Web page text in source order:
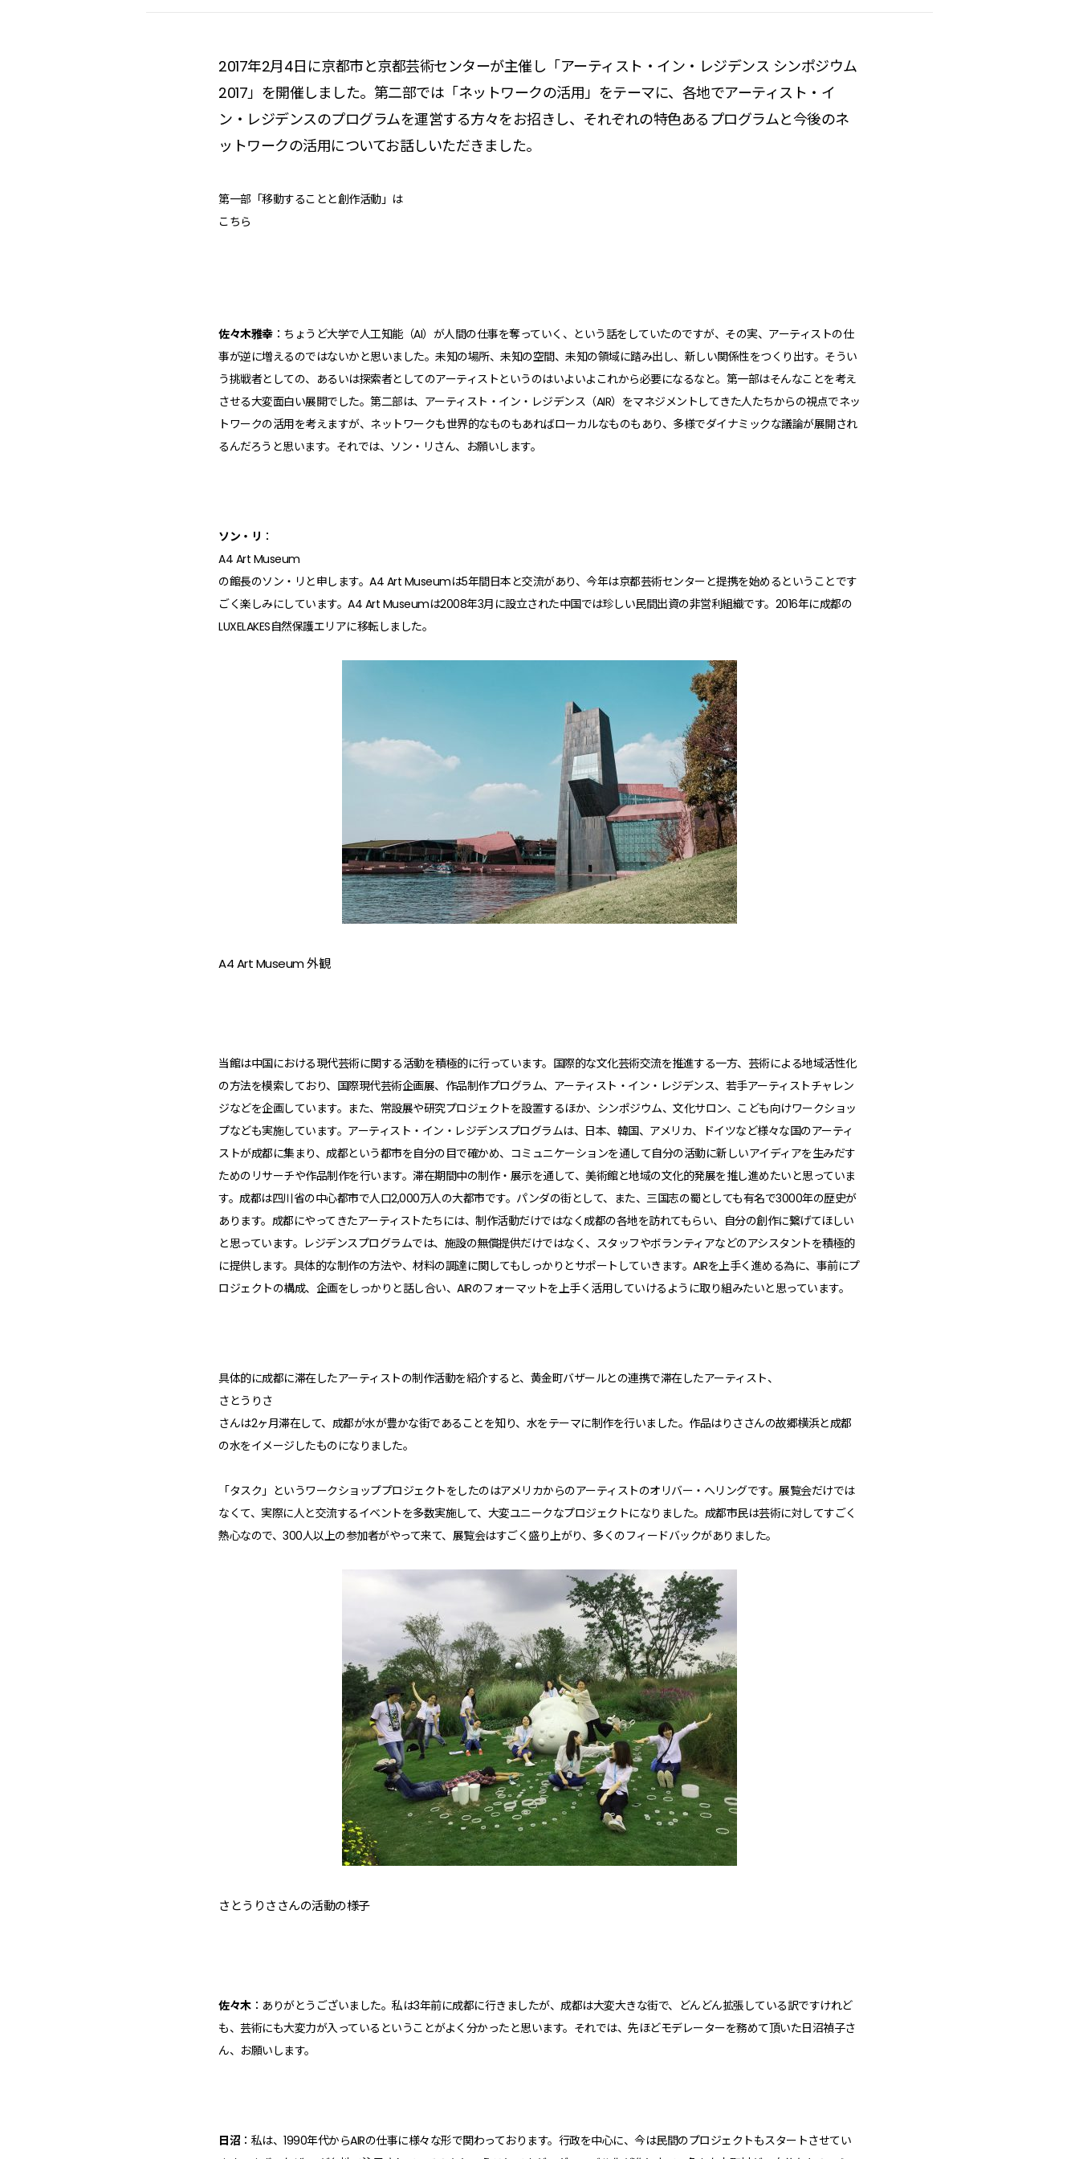
2017年2月4日に京都市と京都芸術センターが主催し「アーティスト・イン・レジデンス シンポジウム
2017」を開催しました。第二部では「ネットワークの活用」をテーマに、各地でアーティスト・イ
ン・レジデンスのプログラムを運営する方々をお招きし、それぞれの特色あるプログラムと今後のネ
ットワークの活用についてお話しいただきました。
第一部「移動することと創作活動」は
こちら
佐々木雅幸：ちょうど大学で人工知能（AI）が人間の仕事を奪っていく、という話をしていたのですが、その実、アーティストの仕
事が逆に増えるのではないかと思いました。未知の場所、未知の空間、未知の領域に踏み出し、新しい関係性をつくり出す。そうい
う挑戦者としての、あるいは探索者としてのアーティストというのはいよいよこれから必要になるなと。第一部はそんなことを考え
させる大変面白い展開でした。第二部は、アーティスト・イン・レジデンス（AIR）をマネジメントしてきた人たちからの視点でネッ
トワークの活用を考えますが、ネットワークも世界的なものもあればローカルなものもあり、多様でダイナミックな議論が展開され
るんだろうと思います。それでは、ソン・リさん、お願いします。
ソン・リ ：
A4 Art Museum
の館長のソン・リと申します。A4 Art Museumは5年間日本と交流があり、今年は京都芸術センターと提携を始めるということです
ごく楽しみにしています。A4 Art Museumは2008年3月に設立された中国では珍しい民間出資の非営利組織です。2016年に成都の
LUXELAKES自然保護エリアに移転しました。
A4 Art Museum 外観
当館は中国における現代芸術に関する活動を積極的に行っています。国際的な文化芸術交流を推進する一方、芸術による地域活性化
の方法を模索しており、国際現代芸術企画展、作品制作プログラム、アーティスト・イン・レジデンス、若手アーティストチャレン
ジなどを企画しています。また、常設展や研究プロジェクトを設置するほか、シンポジウム、文化サロン、こども向けワークショッ
プなども実施しています。アーティスト・イン・レジデンスプログラムは、日本、韓国、アメリカ、ドイツなど様々な国のアーティ
ストが成都に集まり、成都という都市を自分の目で確かめ、コミュニケーションを通して自分の活動に新しいアイディアを生みだす
ためのリサーチや作品制作を行います。滞在期間中の制作・展示を通して、美術館と地域の文化的発展を推し進めたいと思っていま
す。成都は四川省の中心都市で人口2,000万人の大都市です。パンダの街として、また、三国志の蜀としても有名で3000年の歴史が
あります。成都にやってきたアーティストたちには、制作活動だけではなく成都の各地を訪れてもらい、自分の創作に繋げてほしい
と思っています。レジデンスプログラムでは、施設の無償提供だけではなく、スタッフやボランティアなどのアシスタントを積極的
に提供します。具体的な制作の方法や、材料の調達に関してもしっかりとサポートしていきます。AIRを上手く進める為に、事前にプ
ロジェクトの構成、企画をしっかりと話し合い、AIRのフォーマットを上手く活用していけるように取り組みたいと思っています。
具体的に成都に滞在したアーティストの制作活動を紹介すると、黄金町バザールとの連携で滞在したアーティスト、
さとうりさ
さんは2ヶ月滞在して、成都が水が豊かな街であることを知り、水をテーマに制作を行いました。作品はりささんの故郷横浜と成都
の水をイメージしたものになりました。
「タスク」というワークショッププロジェクトをしたのはアメリカからのアーティストのオリバー・へリングです。展覧会だけでは
なくて、実際に人と交流するイベントを多数実施して、大変ユニークなプロジェクトになりました。成都市民は芸術に対してすごく
熱心なので、300人以上の参加者がやって来て、展覧会はすごく盛り上がり、多くのフィードバックがありました。
さとうりささんの活動の様子
佐々木：ありがとうございました。私は3年前に成都に行きましたが、成都は大変大きな街で、どんどん拡張している訳ですけれど
も、芸術にも大変力が入っているということがよく分かったと思います。それでは、先ほどモデレーターを務めて頂いた日沼禎子さ
ん、お願いします。
日沼 ：私は、1990年代からAIRの仕事に様々な形で関わっております。行政を中心に、今は民間のプロジェクトもスタートさせてい